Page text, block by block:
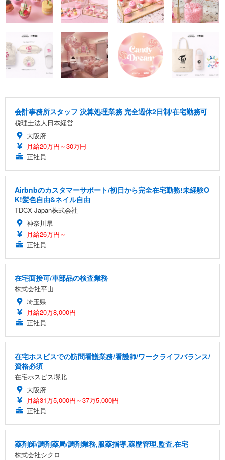
会計事務所スタッフ 決算処理業務 完全週休2日制/在宅勤務可
税理士法人日本経営
大阪府
月給20万円～30万円
正社員
Airbnbのカスタマーサポート/初日から完全在宅勤務!未経験O
K!髪色自由&ネイル自由
TDCX Japan株式会社
神奈川県
月給26万円～
正社員
在宅面接可/車部品の検査業務
株式会社平山
埼玉県
月給20万8,000円
正社員
在宅ホスピスでの訪問看護業務/看護師/ワークライフバランス/
資格必須
在宅ホスピス堺北
大阪府
月給31万5,000円～37万5,000円
正社員
薬剤師/調剤薬局/調剤業務,服薬指導,薬歴管理,監査,在宅
株式会社シクロ